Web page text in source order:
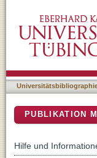
PUBLIKATION
Hilfe und